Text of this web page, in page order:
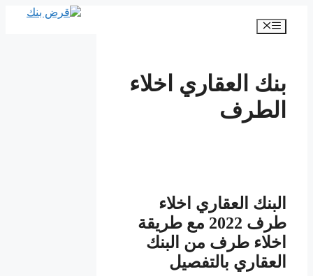
المحتوى
القائمة
بنك العقاري اخلاء
الطرف
البنك العقاري اخلاء
طرف 2022 مع طريقة
اخلاء طرف من البنك
العقاري بالتفصيل